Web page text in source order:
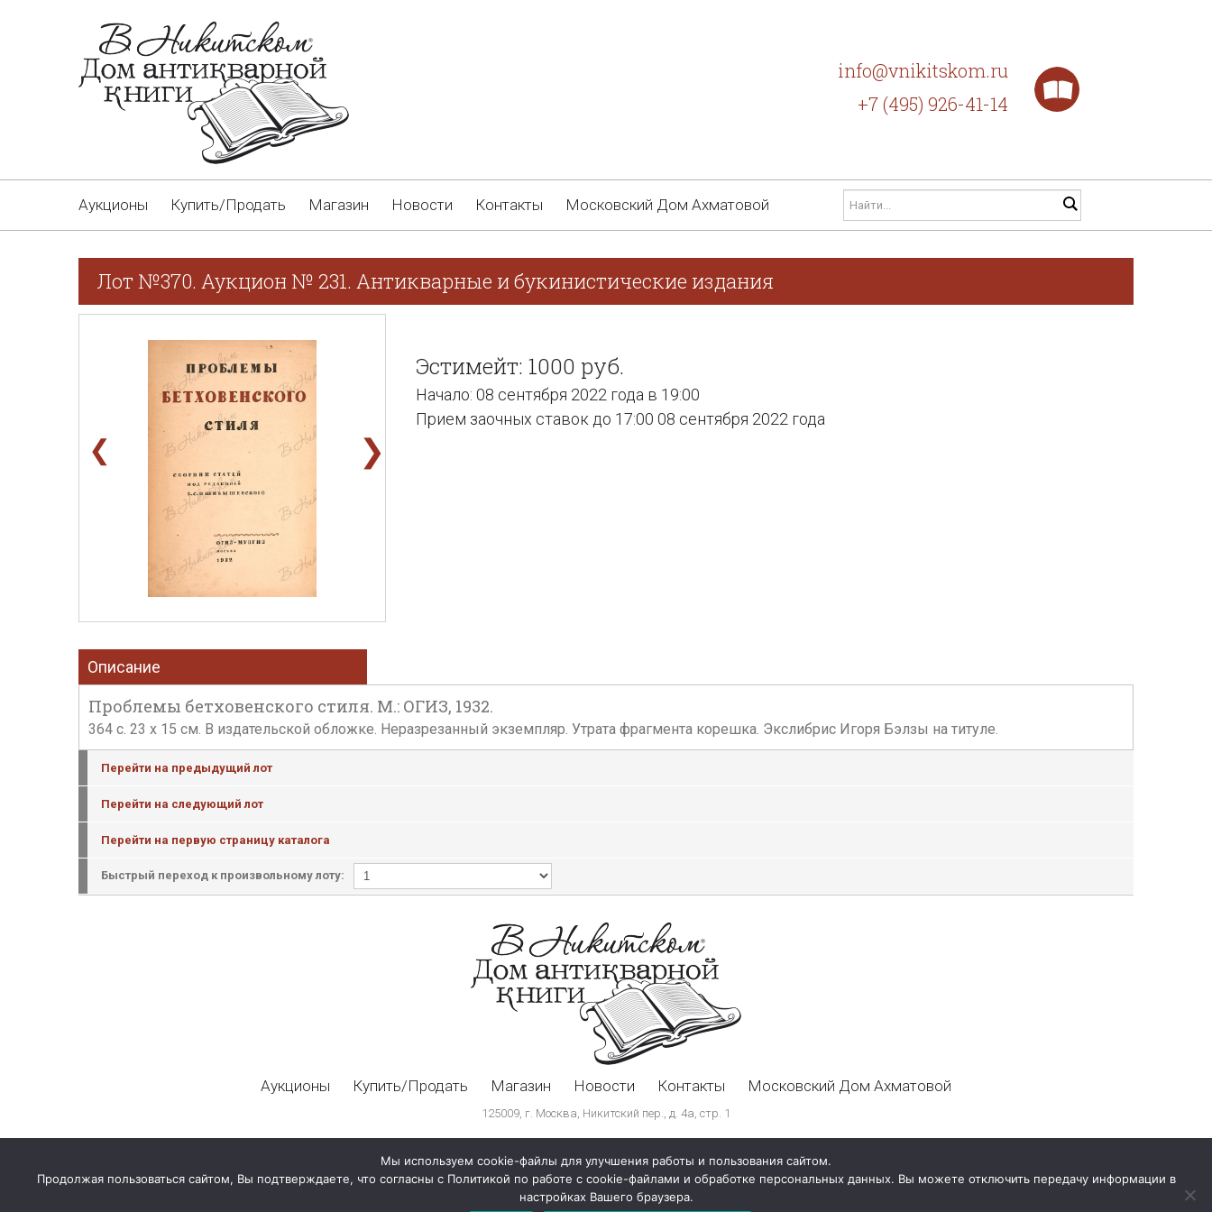
info@vnikitskom.ru
+7 (495) 926-41-14
Аукционы Купить/Продать Магазин Новости Контакты Московский Дом Ахматовой
Лот №370. Аукцион № 231. Антикварные и букинистические издания
❮ ❯
Эстимейт: 1000 руб.
Начало: 08 сентября 2022 года в 19:00
Прием заочных ставок до 17:00 08 сентября 2022 года
Описание
Проблемы бетховенского стиля. М.: ОГИЗ, 1932.
364 c. 23 x 15 см. В издательской обложке. Неразрезанный экземпляр. Утрата фрагмента корешка. Экслибрис Игоря Бэлзы на титуле.
Перейти на предыдущий лот
Перейти на следующий лот
Перейти на первую страницу каталога
Быстрый переход к произвольному лоту:
Аукционы Купить/Продать Магазин Новости Контакты Московский Дом Ахматовой
125009, г. Москва, Никитский пер., д. 4а, стр. 1
Мы используем cookie-файлы для улучшения работы и пользования сайтом.
Продолжая пользоваться сайтом, Вы подтверждаете, что согласны с Политикой по работе с cookie-файлами и обработке персональных данных. Вы можете отключить передачу информации в
настройках Вашего браузера.